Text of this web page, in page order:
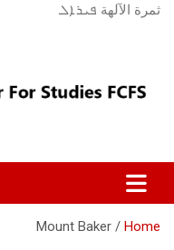
ثمرة الآلهة ܦܝܪܐܠ
Home
Mount Baker